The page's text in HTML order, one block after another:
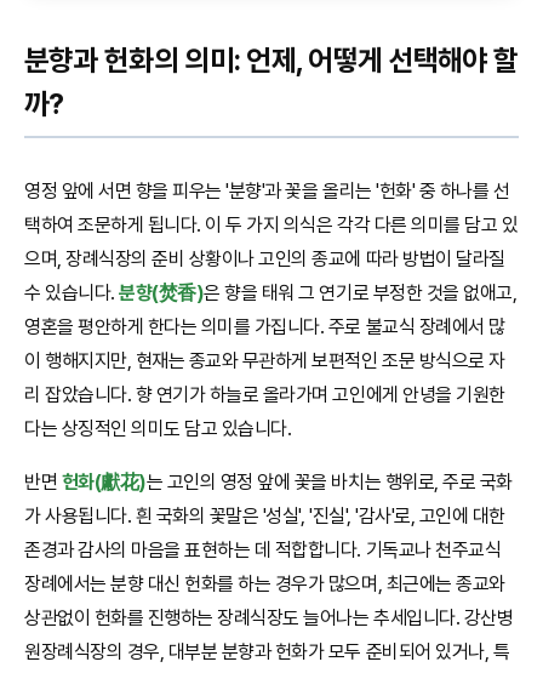
분향과 헌화의 의미: 언제, 어떻게 선택해야 할
까?
영정 앞에 서면 향을 피우는 '분향'과 꽃을 올리는 '헌화' 중 하나를 선
택하여 조문하게 됩니다. 이 두 가지 의식은 각각 다른 의미를 담고 있
으며, 장례식장의 준비 상황이나 고인의 종교에 따라 방법이 달라질
수 있습니다.분향(焚香)은 향을 태워 그 연기로 부정한 것을 없애고,
영혼을 평안하게 한다는 의미를 가집니다. 주로 불교식 장례에서 많
이 행해지지만, 현재는 종교와 무관하게 보편적인 조문 방식으로 자
리 잡았습니다. 향 연기가 하늘로 올라가며 고인에게 안녕을 기원한
다는 상징적인 의미도 담고 있습니다.
반면 헌화(獻花)는 고인의 영정 앞에 꽃을 바치는 행위로, 주로 국화
가 사용됩니다. 흰 국화의 꽃말은 '성실', '진실', '감사'로, 고인에 대한
존경과 감사의 마음을 표현하는 데 적합합니다. 기독교나 천주교식
장례에서는 분향 대신 헌화를 하는 경우가 많으며, 최근에는 종교와
상관없이 헌화를 진행하는 장례식장도 늘어나는 추세입니다. 강산병
원장례식장의 경우, 대부분 분향과 헌화가 모두 준비되어 있거나, 특